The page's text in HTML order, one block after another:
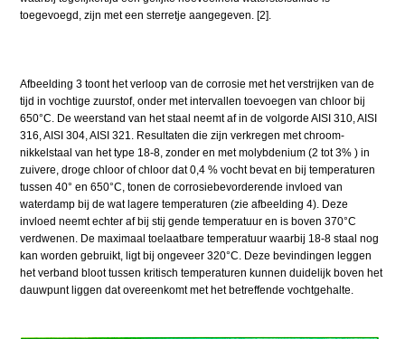
toegevoegd, zijn met een sterretje aangegeven. [2].
Afbeelding 3 toont het verloop van de corrosie met het verstrijken van de
tijd in vochtige zuurstof, onder met intervallen toevoegen van chloor bij
650°C. De weerstand van het staal neemt af in de volgorde AISI 310, AISI
316, AISI 304, AISI 321. Resultaten die zijn verkregen met chroom-
nikkelstaal van het type 18-8, zonder en met molybdenium (2 tot 3% ) in
zuivere, droge chloor of chloor dat 0,4 % vocht bevat en bij temperaturen
tussen 40° en 650°C, tonen de corrosiebevorderende invloed van
waterdamp bij de wat lagere temperaturen (zie afbeelding 4). Deze
invloed neemt echter af bij stij gende temperatuur en is boven 370°C
verdwenen. De maximaal toelaatbare temperatuur waarbij 18-8 staal nog
kan worden gebruikt, ligt bij ongeveer 320°C. Deze bevindingen leggen
het verband bloot tussen kritisch temperaturen kunnen duidelijk boven het
dauwpunt liggen dat overeenkomt met het betreffende vochtgehalte.